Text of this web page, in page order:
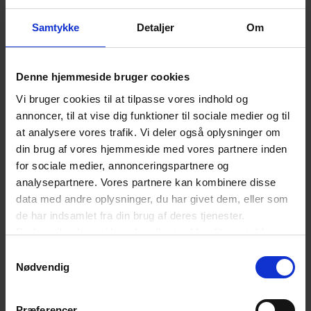
Samtykke Detaljer Om
Denne hjemmeside bruger cookies
Vi bruger cookies til at tilpasse vores indhold og
annoncer, til at vise dig funktioner til sociale medier og til
at analysere vores trafik. Vi deler også oplysninger om
din brug af vores hjemmeside med vores partnere inden
for sociale medier, annonceringspartnere og
analysepartnere. Vores partnere kan kombinere disse
data med andre oplysninger, du har givet dem, eller som
de har indsamlet fra din brug af deres tjenester.
Du kan til enhver tid ændre eller trække dit samtykke
hjørne på websitet.
Nødvendig